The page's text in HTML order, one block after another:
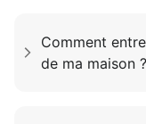
Comment
de ma maison ?